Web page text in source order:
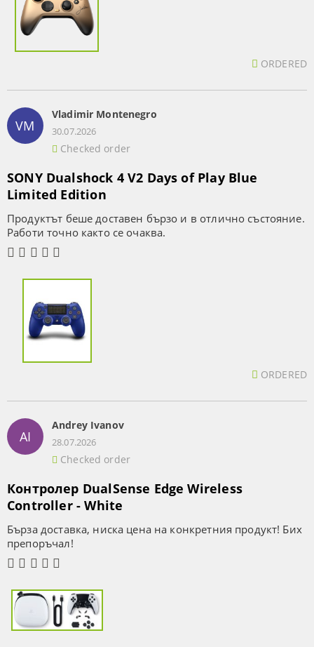
ORDERED
VM
Vladimir Montenegro
30.07.2026
Checked order
SONY Dualshock 4 V2 Days of Play Blue
Limited Edition
Продуктът беше доставен бързо и в отлично състояние.
Работи точно както се очаква.
ORDERED
AI
Andrey Ivanov
28.07.2026
Checked order
Контролер DualSense Edge Wireless
Controller - White
Бърза доставка, ниска цена на конкретния продукт! Бих
препоръчал!